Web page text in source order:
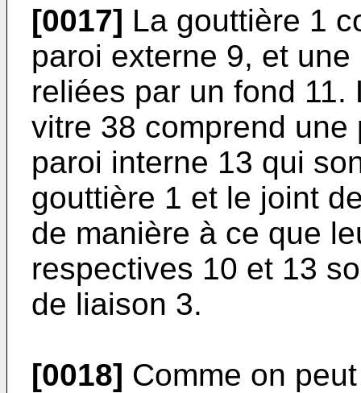
[0017] La gouttière 1
paroi externe 9, et
reliées par un fond
vitre 38 comprend
paroi interne 13 qui
gouttière 1 et le joint
de manière à ce que
respectives 10 et 13
de liaison 3.
[0018] Comme on